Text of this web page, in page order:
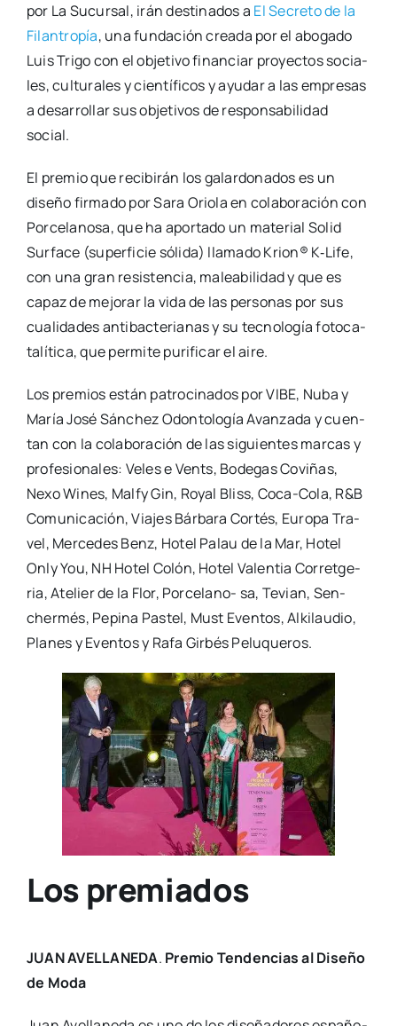
por La Sucur­sal, irán des­ti­na­dos a El Secre­to de la
Filan­tro­pía, una fun­da­ción crea­da por el abo­ga­do
Luis Tri­go con el obje­ti­vo finan­ciar pro­yec­tos socia­
les, cul­tu­ra­les y cien­tí­fi­cos y ayu­dar a las empre­sas
a desa­rro­llar sus obje­ti­vos de res­pon­sa­bi­li­dad
social.
El pre­mio que reci­bi­rán los galar­do­na­dos es un
dise­ño fir­ma­do por Sara Orio­la en cola­bo­ra­ción con
Por­ce­la­no­sa, que ha apor­ta­do un mate­rial Solid
Sur­fa­ce (super­fi­cie sóli­da) lla­ma­do Krion® K‑Life,
con una gran resis­ten­cia, malea­bi­li­dad y que es
capaz de mejo­rar la vida de las per­so­nas por sus
cua­li­da­des anti­bac­te­ria­nas y su tec­no­lo­gía foto­ca­
ta­lí­ti­ca, que per­mi­te puri­fi­car el aire.
Los pre­mios están patro­ci­na­dos por VIBE, Nuba y
María José Sán­chez Odon­to­lo­gía Avan­za­da y cuen­
tan con la cola­bo­ra­ción de las siguien­tes mar­cas y
pro­fe­sio­na­les: Veles e Vents, Bode­gas Covi­ñas,
Nexo Wines, Mal­fy Gin, Royal Bliss, Coca-Cola, R&B
Comu­ni­ca­ción, Via­jes Bár­ba­ra Cor­tés, Euro­pa Tra­
vel, Mer­ce­des Benz, Hotel Palau de la Mar, Hotel
Only You, NH Hotel Colón, Hotel Valen­tia Corret­ge­
ria, Ate­lier de la Flor, Por­­ce­­lano- sa, Tevian, Sen­
cher­més, Pepi­na Pas­tel, Must Even­tos, Alki­lau­dio,
Pla­nes y Even­tos y Rafa Gir­bés Pelu­que­ros.
Los premiados
JUAN AVELLANEDA. Pre­mio Ten­den­cias al Dise­ño
de Moda